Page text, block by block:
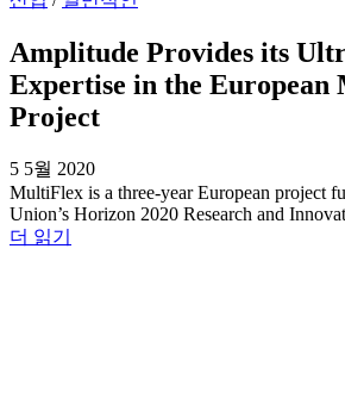
Amplitude Provides its
Expertise in the
Project
5 5월 2020
MultiFlex is a three-year European project
Union’s Horizon 2020 Research and
더 읽기